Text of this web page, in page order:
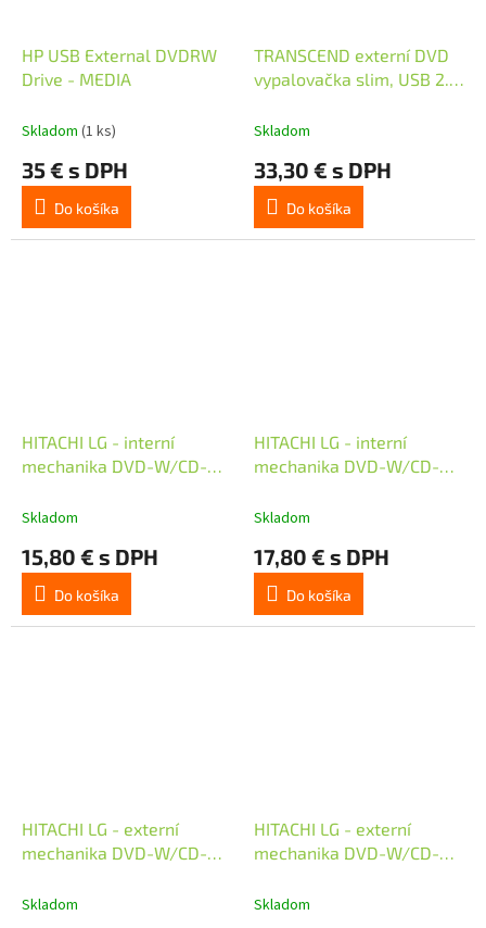
HP USB External DVDRW
Drive - MEDIA
Skladom (1 ks)
35 € s DPH
Do košíka
TRANSCEND externí DVD
vypalovačka slim, USB 2.0,
Suite 10)
Skladom
33,30 € s DPH
Do košíka
HITACHI LG - interní
mechanika DVD-W/CD-
±RW/RAM/M-DISC GUD1N,
bulk bez SW
Skladom
15,80 € s DPH
Do košíka
HITACHI LG - interní
mechanika DVD-W/CD-
±RW/RAM/M-DISC GTC2N,
bulk bez SW
Skladom
17,80 € s DPH
Do košíka
HITACHI LG - externí
mechanika DVD-W/CD-
GP60NS60, Slim, Silver,
Skladom
HITACHI LG - externí
mechanika DVD-W/CD-
GP60NW60, Slim, White,
Skladom